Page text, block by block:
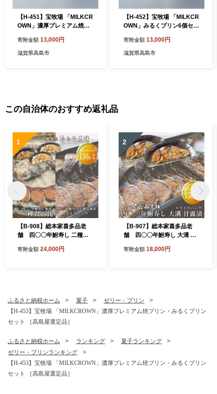
【H-451】宝牧場 「MILKCR
OWN」濃厚プレミアム焼き
定品］
寄附金額 13,000円
滋賀県高島市
【H-452】宝牧場 「MILKCR
OWN」みるくプリン6個セッ
寄附金額 13,000円
滋賀県高島市
この自治体のおすすめ返礼品
1
【B-908】総本家喜多品老
舗 四〇〇年鮒寿し 二種食
ク・大溝 甘露漬スライスパ
寄附金額 24,000円
2
【B-907】総本家喜多品老
舗 四〇〇年鮒寿し 大溝 甘
×2【高島屋選定品】
寄附金額 18,000円
ふるさと納税ホーム 菓子
ゼリー・プリン
【H-453】宝牧場 「MILKCROWN」濃厚プレミアム焼プリン・みるくプリン
セット ［高島屋選定品］
ふるさと納税ホーム ランキング
菓子ランキング
ゼリー・プリンランキング
【H-453】宝牧場 「MILKCROWN」濃厚プレミアム焼プリン・みるくプリン
セット ［高島屋選定品］